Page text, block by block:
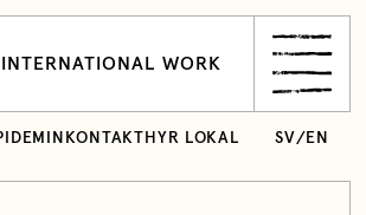
INTERNATIONAL WORK
KONTAKT HYR LOKAL SV/ EN